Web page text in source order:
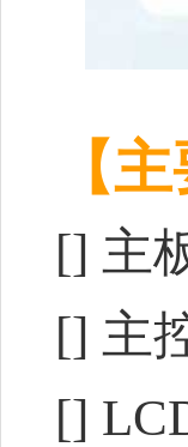
【
[] 主
[] 主
[]